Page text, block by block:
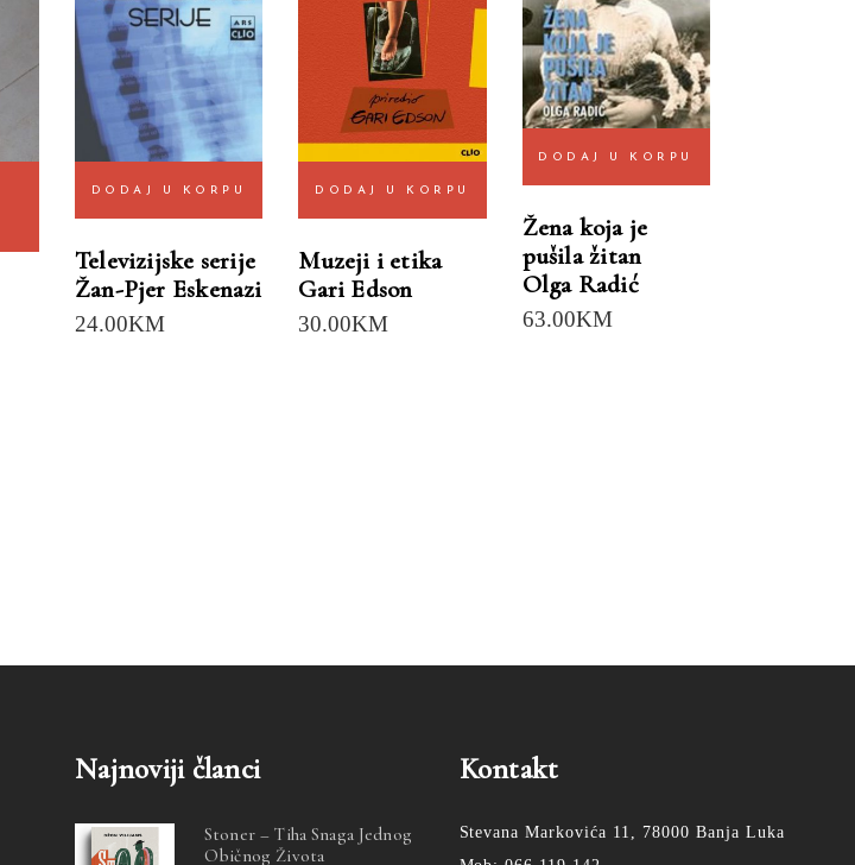
DODAJ U KORPU
Televizijske serije
Žan-Pjer Eskenazi
24.00KM
DODAJ U KORPU
Muzeji i etika
Gari Edson
30.00KM
DODAJ U KORPU
Žena koja je
pušila žitan
Olga Radić
63.00KM
Najnoviji članci
Stoner – Tiha Snaga Jednog
Običnog Života
Kontakt
Stevana Markovića 11, 78000 Banja Luka